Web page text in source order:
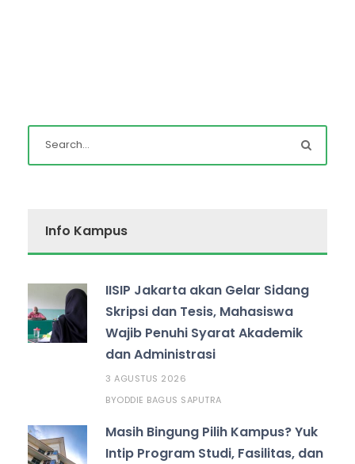
Info Kampus
IISIP Jakarta akan Gelar Sidang
Skripsi dan Tesis, Mahasiswa
Wajib Penuhi Syarat Akademik
dan Administrasi
3 AGUSTUS 2026
BYODDIE BAGUS SAPUTRA
Masih Bingung Pilih Kampus? Yuk
Intip Program Studi, Fasilitas, dan